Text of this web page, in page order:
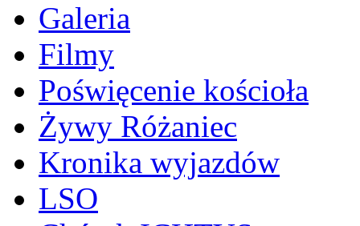
Galeria
Filmy
Poświęcenie kościoła
Żywy Różaniec
Kronika wyjazdów
LSO